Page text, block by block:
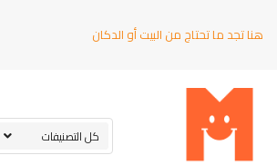
هنا تجد ما تحتاج من البيت أو الدكان